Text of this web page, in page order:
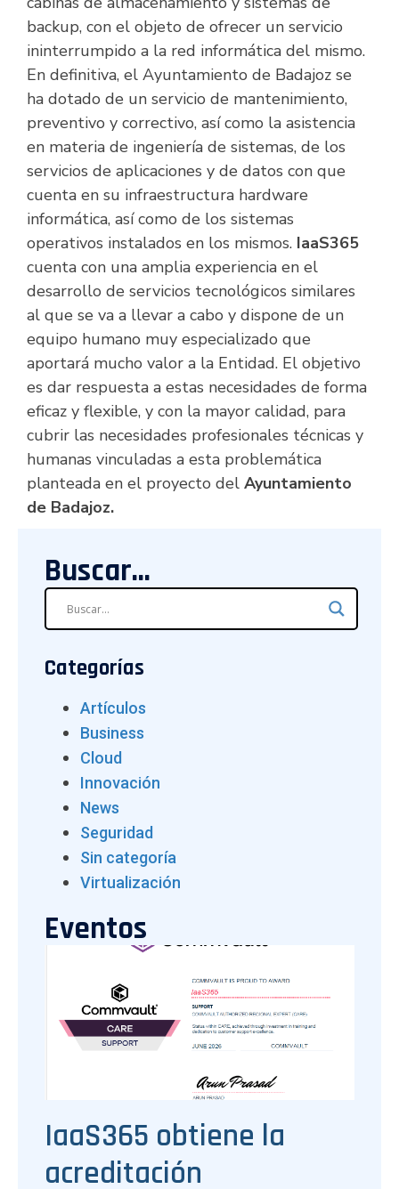
backup, con el objeto de ofrecer un servicio
ininterrumpido a la red informática del mismo.
En definitiva, el Ayuntamiento de Badajoz se
ha dotado de un servicio de mantenimiento,
preventivo y correctivo, así como la asistencia
en materia de ingeniería de sistemas, de los
servicios de aplicaciones y de datos con que
cuenta en su infraestructura hardware
informática, así como de los sistemas
operativos instalados en los mismos. IaaS365
cuenta con una amplia experiencia en el
desarrollo de servicios tecnológicos similares
al que se va a llevar a cabo y dispone de un
equipo humano muy especializado que
aportará mucho valor a la Entidad. El objetivo
es dar respuesta a estas necesidades de forma
eficaz y flexible, y con la mayor calidad, para
cubrir las necesidades profesionales técnicas y
humanas vinculadas a esta problemática
planteada en el proyecto del Ayuntamiento
de Badajoz.
Buscar...
Categorías
Artículos
Business
Cloud
Innovación
News
Seguridad
Sin categoría
Virtualización
Eventos
IaaS365 obtiene la
acreditación